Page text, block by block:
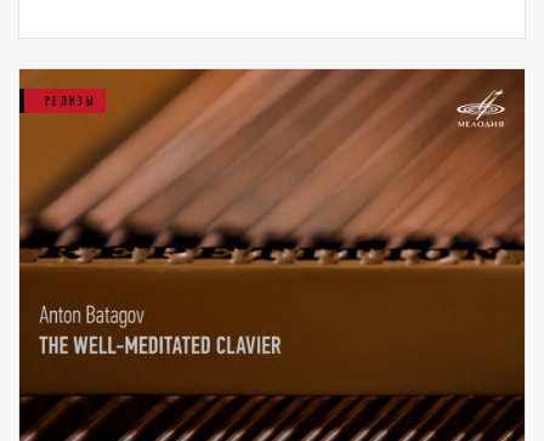
РЕЛИЗЫ